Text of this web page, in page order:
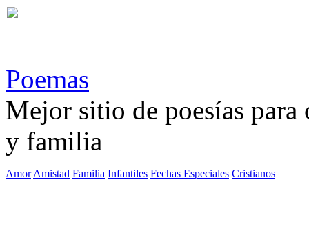
Poemas
Mejor sitio de poesías
y familia
Amor Amistad Familia Infantiles Fechas Especiales Cristianos